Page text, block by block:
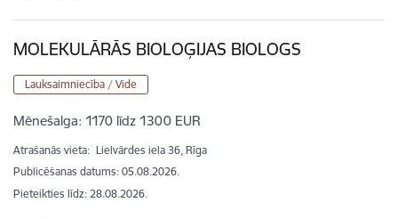
MOLEKULĀRĀS BIOLOĢIJAS BIOLOGS
Lauksaimniecība / Vide
Mēnešalga: 1170 līdz 1300 EUR
Atrašanās vieta: Lielvārdes iela 36, Rīga
Publicēšanas datums: 05.08.2026.
Pieteikties līdz: 28.08.2026.